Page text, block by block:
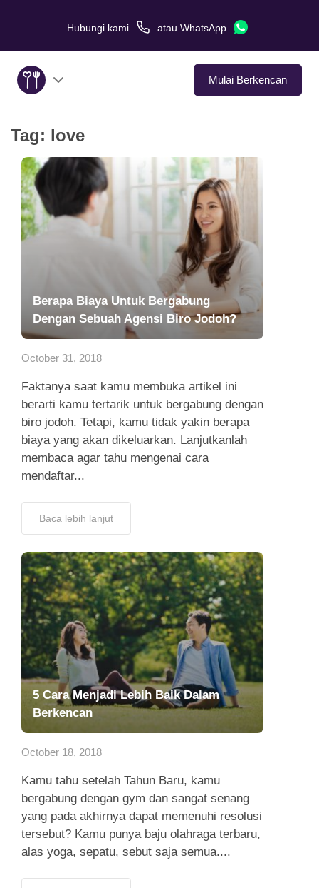
Hubungi kami atau WhatsApp
Mulai Berkencan
Tentang Kami
Layanan
Kisah Cinta
Di Media
Hubungi Kami
Tag: love
Berapa Biaya Untuk Bergabung
Dengan Sebuah Agensi Biro Jodoh?
October 31, 2018
Faktanya saat kamu membuka artikel ini
berarti kamu tertarik untuk bergabung dengan
biro jodoh. Tetapi, kamu tidak yakin berapa
biaya yang akan dikeluarkan. Lanjutkanlah
membaca agar tahu mengenai cara
mendaftar...
Baca lebih lanjut
5 Cara Menjadi Lebih Baik Dalam
Berkencan
October 18, 2018
Kamu tahu setelah Tahun Baru, kamu
bergabung dengan gym dan sangat senang
yang pada akhirnya dapat memenuhi resolusi
tersebut? Kamu punya baju olahraga terbaru,
alas yoga, sepatu, sebut saja semua....